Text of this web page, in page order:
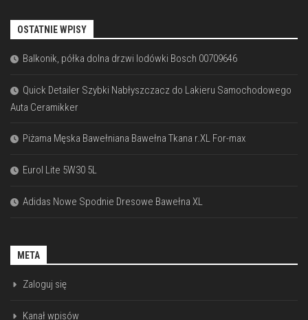
OSTATNIE WPISY
Balkonik, półka dolna drzwi lodówki Bosch 00709646
Quick Detailer Szybki Nabłyszczacz do Lakieru Samochodowego
Auta Ceramikker
Piżama Męska Bawełniana Bawełna Tkana r.XL For-max
Eurol Lite 5W30 5L
Adidas Nowe Spodnie Dresowe Bawełna XL
META
Zaloguj się
Kanał wpisów